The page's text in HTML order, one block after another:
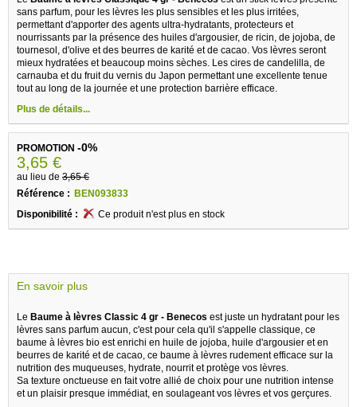
sans parfum, pour les lèvres les plus sensibles et les plus irritées,
permettant d'apporter des agents ultra-hydratants, protecteurs et
nourrissants par la présence des huiles d'argousier, de ricin, de jojoba, de
tournesol, d'olive et des beurres de karité et de cacao. Vos lèvres seront
mieux hydratées et beaucoup moins sèches. Les cires de candelilla, de
carnauba et du fruit du vernis du Japon permettant une excellente tenue
tout au long de la journée et une protection barrière efficace.
Plus de détails...
PROMOTION -0%
3,65 €
au lieu de 3,65 €
Référence : BEN093833
Disponibilité :
Ce produit n'est plus en stock
En savoir plus
Le Baume à lèvres Classic 4 gr - Benecos est juste un hydratant pour les
lèvres sans parfum aucun, c'est pour cela qu'il s'appelle classique, ce
baume à lèvres bio est enrichi en huile de jojoba, huile d'argousier et en
beurres de karité et de cacao, ce baume à lèvres rudement efficace sur la
nutrition des muqueuses, hydrate, nourrit et protège vos lèvres.
Sa texture onctueuse en fait votre allié de choix pour une nutrition intense
et un plaisir presque immédiat, en soulageant vos lèvres et vos gerçures.